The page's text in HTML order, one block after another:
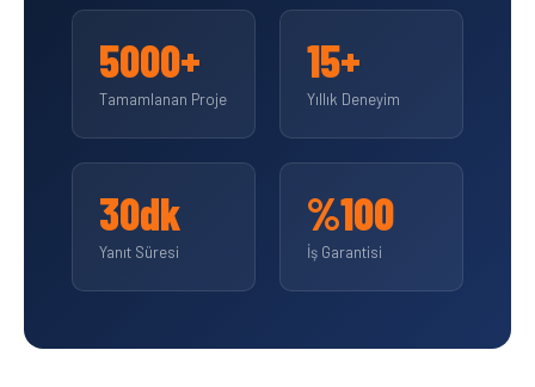
5000+
Tamamlanan Proje
15+
Yıllık Deneyim
30dk
Yanıt Süresi
%100
İş Garantisi